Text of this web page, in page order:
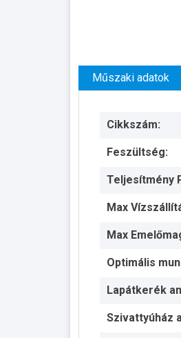
Műszaki adatok
Cikkszám:
Feszültség:
Teljesítmény
Max
Max
Optimális
Lapátkerék
Szivattyúház